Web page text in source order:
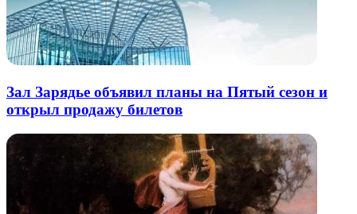
Зал Зарядье объявил планы на Пятый сезон и
открыл продажу билетов